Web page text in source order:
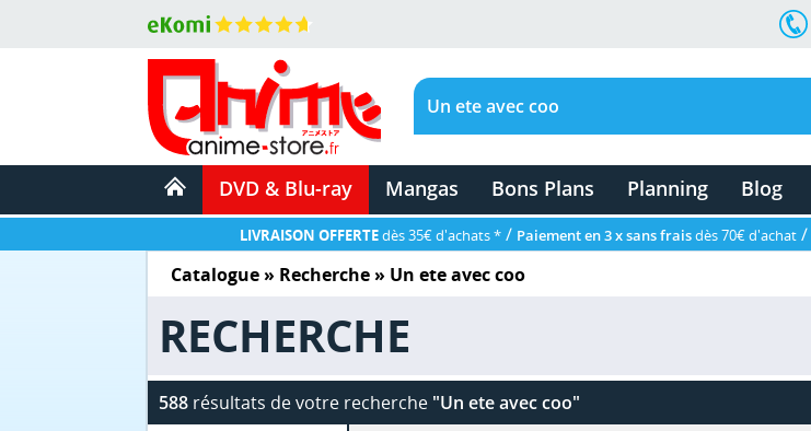
DVD & Blu-ray Mangas Bons Plans Planning Blog
LIVRAISON OFFERTEdès 35€ d'achats * / Paiement en 3 x sans fraisdès 70€ d'achat /
Catalogue» Recherche » Un ete avec coo
RECHERCHE
588résultats de votre recherche "Un ete avec coo"